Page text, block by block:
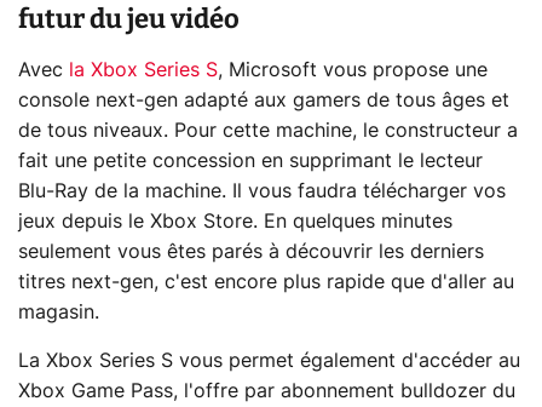
futur du jeu vidéo
Avec la Xbox Series S, Microsoft vous propose une
console next-gen adapté aux gamers de tous âges et
de tous niveaux. Pour cette machine, le constructeur a
fait une petite concession en supprimant le lecteur
Blu-Ray de la machine. Il vous faudra télécharger vos
jeux depuis le Xbox Store. En quelques minutes
seulement vous êtes parés à découvrir les derniers
titres next-gen, c'est encore plus rapide que d'aller au
magasin.
La Xbox Series S vous permet également d'accéder au
Xbox Game Pass, l'offre par abonnement bulldozer du